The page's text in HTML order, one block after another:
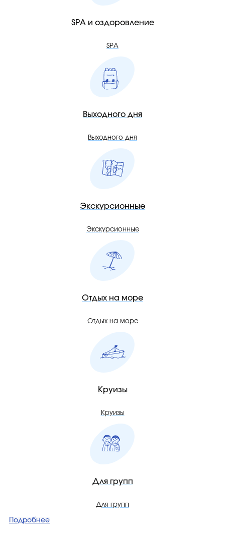
SPA и оздоровление
SPA
Выходного дня
Выходного дня
Экскурсионные
Экскурсионные
Отдых на море
Отдых на море
Круизы
Круизы
Для групп
Для групп
Подробнее